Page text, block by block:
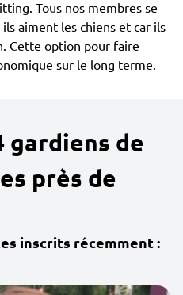
Tous nos membres se
aiment les chiens et car ils
Cette option pour faire
sur le long terme.
gardiens de
près de
inscrits récemment :